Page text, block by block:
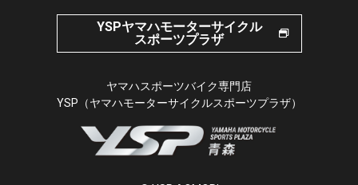
YSPヤマハモーターサイクル
スポーツプラザ
ヤマハスポーツバイク専門店
YSP（ヤマハモーターサイクルスポーツプラザ）